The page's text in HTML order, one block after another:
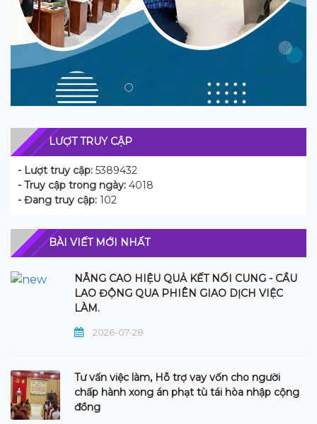
LƯỢT TRUY CẬP
- Lượt truy cập: 5389432
- Truy cập trong ngày: 4018
- Đang truy cập: 102
BÀI VIẾT MỚI NHẤT
NÂNG CAO HIỆU QUẢ KẾT NỐI CUNG - CẦU
LAO ĐỘNG QUA PHIÊN GIAO DỊCH VIỆC
LÀM.
2026-07-28
Tư vấn việc làm, Hỗ trợ vay vốn cho người
chấp hành xong án phạt tù tái hòa nhập cộng
đồng